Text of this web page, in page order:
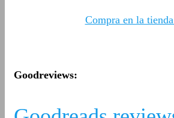
Compra en la
Goodreviews: